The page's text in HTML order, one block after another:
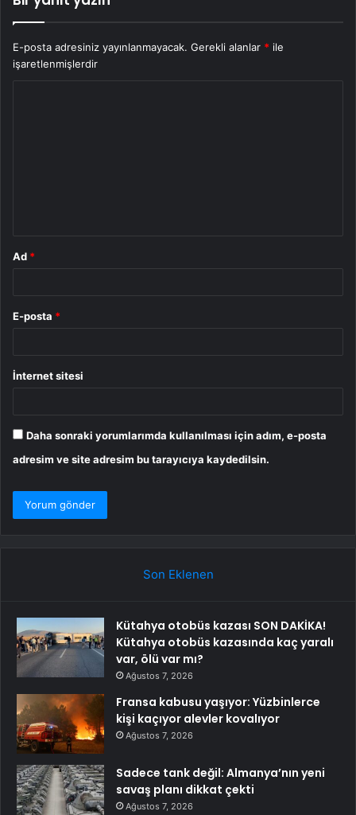
E-posta adresiniz yayınlanmayacak. Gerekli alanlar * ile
işaretlenmişlerdir
Ad *
E-posta *
İnternet sitesi
Daha sonraki yorumlarımda kullanılması için adım, e-posta
adresim ve site adresim bu tarayıcıya kaydedilsin.
Son Eklenen
Kütahya otobüs kazası SON DAKİKA!
Kütahya otobüs kazasında kaç yaralı
var, ölü var mı?
Ağustos 7, 2026
Fransa kabusu yaşıyor: Yüzbinlerce
kişi kaçıyor alevler kovalıyor
Ağustos 7, 2026
Sadece tank değil: Almanya’nın yeni
savaş planı dikkat çekti
Ağustos 7, 2026